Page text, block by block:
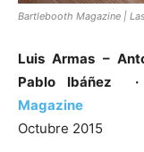
Bartlebooth Magazine |
Luis Armas –
Pablo Ibáñez ·
Magazine
Octubre 2015